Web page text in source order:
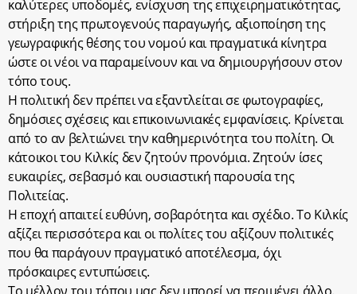
καλύτερες υποδομές, ενίσχυση της επιχειρηματικότητας,
στήριξη της πρωτογενούς παραγωγής, αξιοποίηση της
γεωγραφικής θέσης του νομού και πραγματικά κίνητρα
ώστε οι νέοι να παραμείνουν και να δημιουργήσουν στον
τόπο τους.
Η πολιτική δεν πρέπει να εξαντλείται σε φωτογραφίες,
δημόσιες σχέσεις και επικοινωνιακές εμφανίσεις. Κρίνεται
από το αν βελτιώνει την καθημερινότητα του πολίτη. Οι
κάτοικοι του Κιλκίς δεν ζητούν προνόμια. Ζητούν ίσες
ευκαιρίες, σεβασμό και ουσιαστική παρουσία της
Πολιτείας.
Η εποχή απαιτεί ευθύνη, σοβαρότητα και σχέδιο. Το Κιλκίς
αξίζει περισσότερα και οι πολίτες του αξίζουν πολιτικές
που θα παράγουν πραγματικό αποτέλεσμα, όχι
πρόσκαιρες εντυπώσεις.